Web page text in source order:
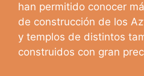
han permitido conocer
de construcción de los
y templos de distintos
construidos con gran